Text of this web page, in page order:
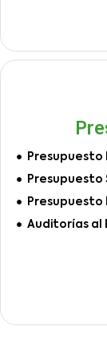
Presupuesto
Presupuesto
Presupuesto
Auditorías al